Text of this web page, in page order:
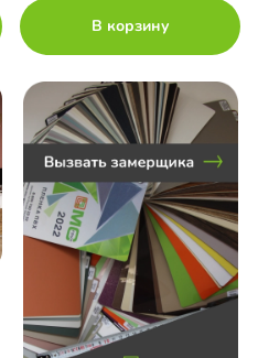
до
В корзину